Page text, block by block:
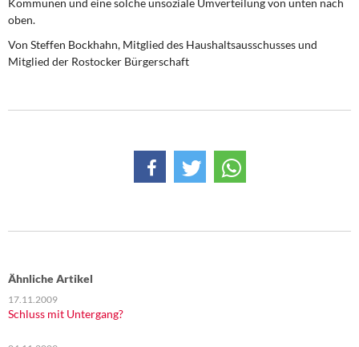
Kommunen und eine solche unsoziale Umverteilung von unten nach
oben.
Von Steffen Bockhahn, Mitglied des Haushaltsausschusses und
Mitglied der Rostocker Bürgerschaft
Ähnliche Artikel
17.11.2009
Schluss mit Untergang?